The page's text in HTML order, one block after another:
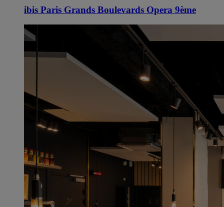
ibis Paris Grands Boulevards Opera 9ème